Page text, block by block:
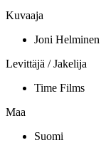
Kuvaaja
Joni Helminen
Levittäjä / Jakelija
Time Films
Maa
Suomi